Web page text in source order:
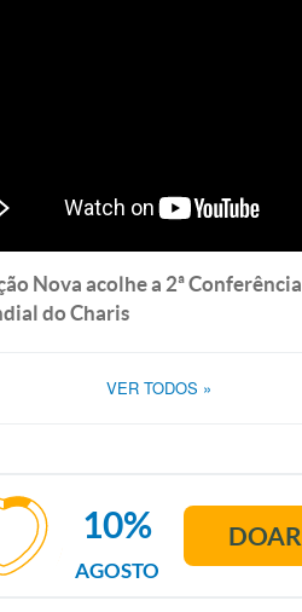
Nova acolhe a 2ª Conferência
do Charis
VER TODOS »
AGOSTO
10% DOAR